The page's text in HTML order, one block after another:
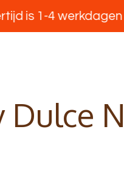
is 1-4 werkdagen
Dulce